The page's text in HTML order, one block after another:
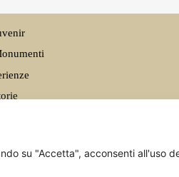
su "Accetta", acconsenti all'uso